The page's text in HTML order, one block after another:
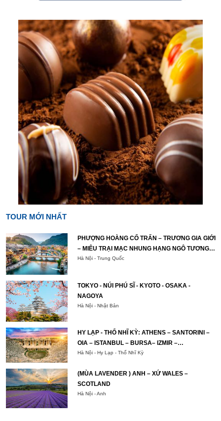
TOUR MỚI NHẤT
PHƯỢNG HOÀNG CỔ TRẤN – TRƯƠNG GIA GIỚI
– MIÊU TRẠI MẠC NHUNG HẠNG NGÔ TƯƠNG
TÂY
Hà Nội - Trung Quốc
TOKYO - NÚI PHÚ SĨ - KYOTO - OSAKA -
NAGOYA
Hà Nội - Nhật Bản
HY LẠP - THỔ NHĨ KỲ: ATHENS – SANTORINI –
OIA – ISTANBUL – BURSA– IZMIR –
PAMUKKALE – CAPPADOCIA – ISTANBUL
Hà Nội - Hy Lạp - Thổ Nhĩ Kỳ
(MÙA LAVENDER ) ANH – XỨ WALES –
SCOTLAND
Hà Nội - Anh